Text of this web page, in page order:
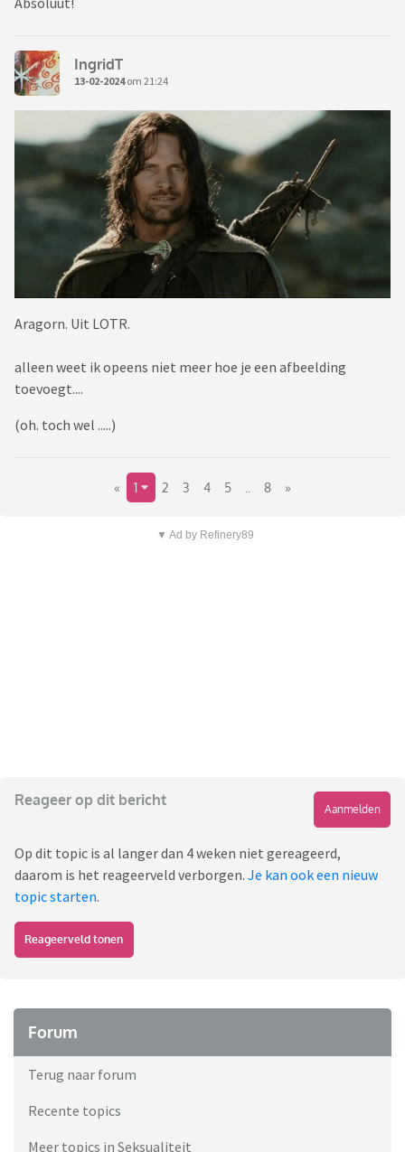
IngridT
13-02-2024om 21:24
Aragorn. Uit LOTR.
alleen weet ik opeens niet meer hoe je een afbeelding
toevoegt....
(oh. toch wel .....)
« 1 2 3 4 5 8 »
▼ Ad by Refinery89
Reageer op dit bericht
Aanmelden
Op dit topic is al langer dan 4 weken niet gereageerd,
daarom is het reageerveld verborgen. Je kan ook een nieuw
topic starten.
Reageerveld tonen
Forum
Terug naar forum
Recente topics
Meer topics in Seksualiteit